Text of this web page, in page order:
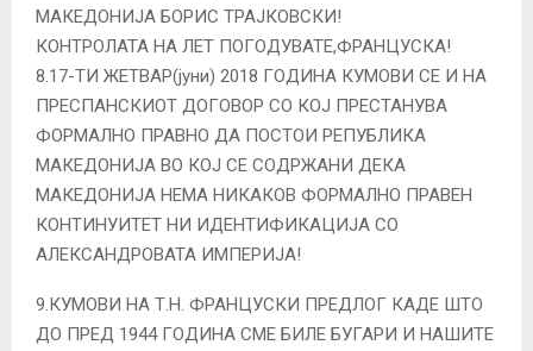
МАКЕДОНИЈА БОРИС ТРАЈКОВСКИ!
КОНТРОЛАТА НА ЛЕТ ПОГОДУВАТЕ,ФРАНЦУСКА!
8.17-ТИ ЖЕТВАР(јуни) 2018 ГОДИНА КУМОВИ СЕ И НА
ПРЕСПАНСКИОТ ДОГОВОР СО КОЈ ПРЕСТАНУВА
ФОРМАЛНО ПРАВНО ДА ПОСТОИ РЕПУБЛИКА
МАКЕДОНИЈА ВО КОЈ СЕ СОДРЖАНИ ДЕКА
МАКЕДОНИЈА НЕМА НИКАКОВ ФОРМАЛНО ПРАВЕН
КОНТИНУИТЕТ НИ ИДЕНТИФИКАЦИЈА СО
АЛЕКСАНДРОВАТА ИМПЕРИЈА!
9.КУМОВИ НА Т.Н. ФРАНЦУСКИ ПРЕДЛОГ КАДЕ ШТО
ДО ПРЕД 1944 ГОДИНА СМЕ БИЛЕ БУГАРИ И НАШИТЕ